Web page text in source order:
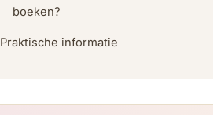
boeken?
Praktische informatie